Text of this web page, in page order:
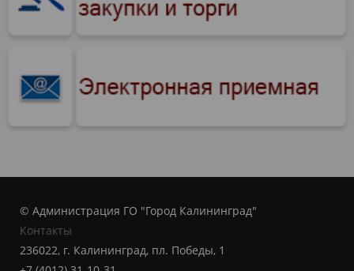
© Администрация ГО "Город Калининград"
Контакты
236022, г. Калининград, пл. Победы, 1